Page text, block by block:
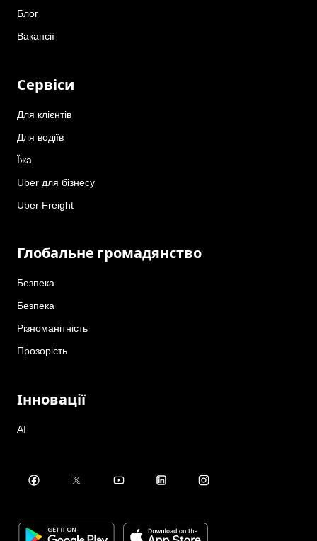
Блог
Вакансії
Сервіси
Для клієнтів
Для водіїв
Їжа
Uber для бізнесу
Uber Freight
Глобальне громадянство
Безпека
Безпека
Різноманітність
Прозорість
Інновації
AI